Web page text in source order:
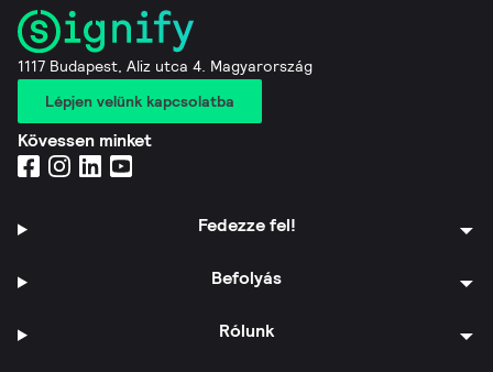
1117 Budapest, Aliz utca 4. Magyarország
Lépjen velünk kapcsolatba
Kövessen minket
Fedezze fel!
Befolyás
Rólunk